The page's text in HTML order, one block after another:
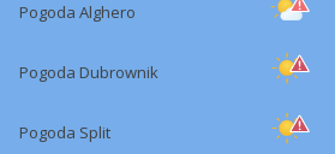
Pogoda Alghero
Pogoda Dubrownik
Pogoda Split